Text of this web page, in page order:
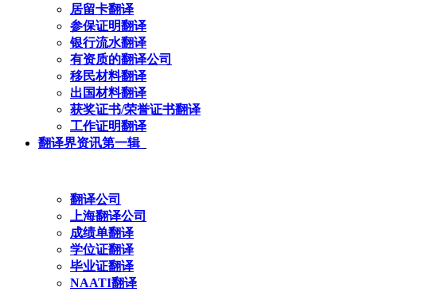
居留卡翻译
参保证明翻译
银行流水翻译
有资质的翻译公司
移民材料翻译
出国材料翻译
获奖证书/荣誉证书翻译
工作证明翻译
翻译界资讯第一辑
翻译公司
上海翻译公司
成绩单翻译
学位证翻译
毕业证翻译
NAATI翻译